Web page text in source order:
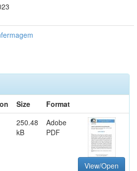
Size
Format
250.48
kB
Adobe
PDF
View/Open